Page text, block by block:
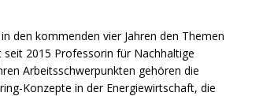
den kommenden vier Jahren den Themen
2015 Professorin für Nachhaltige
Arbeitsschwerpunkten gehören die
Konzepte in der Energiewirtschaft, die